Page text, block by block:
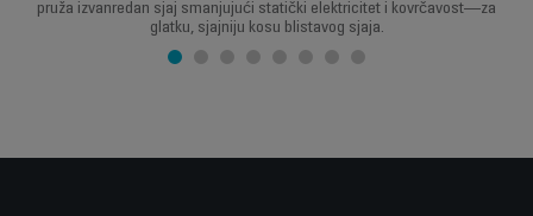
pruža izvanredan sjaj smanjujući statički elektricitet i kovrčavost—za
glatku, sjajniju kosu blistavog sjaja.